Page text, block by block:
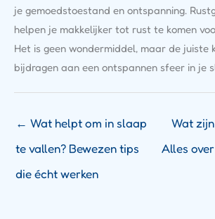
je gemoedstoestand en ontspanning.
helpen je makkelijker tot rust te komen
Het is geen wondermiddel, maar de juiste
bijdragen aan een ontspannen sfeer in je
← Wat helpt om in slaap
te vallen? Bewezen tips
die écht werken
Wat
Alles